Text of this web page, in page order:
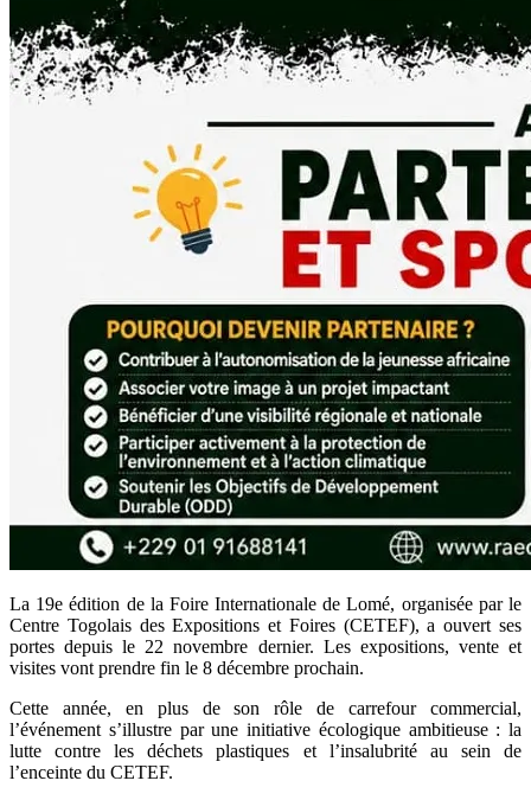
La 19e édition de la Foire Internationale de Lomé, organisée par le
Centre Togolais des Expositions et Foires (CETEF), a ouvert ses
portes depuis le 22 novembre dernier. Les expositions, vente et
visites vont prendre fin le 8 décembre prochain.
Cette année, en plus de son rôle de carrefour commercial,
l’événement s’illustre par une initiative écologique ambitieuse : la
lutte contre les déchets plastiques et l’insalubrité au sein de
l’enceinte du CETEF.